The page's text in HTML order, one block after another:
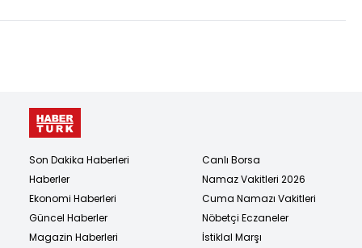
Son Dakika Haberleri
Haberler
Ekonomi Haberleri
Güncel Haberler
Magazin Haberleri
Canlı Borsa
Namaz Vakitleri 2026
Cuma Namazı Vakitleri
Nöbetçi Eczaneler
İstiklal Marşı